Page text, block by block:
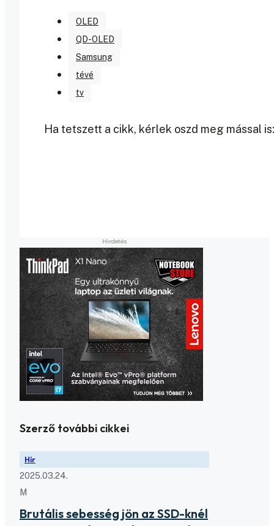
OLED
QD-OLED
Samsung
tévé
tv
Ha tetszett a cikk, kérlek oszd meg mással is:
Szerző további cikkei
Hír
2025.03.24.
M
Brutális sebesség jön az SSD-knél